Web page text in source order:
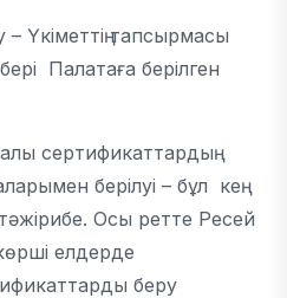
Үкіметтің тапсырмасы
Палатаға берілген
сертификаттардың
берілуі – бұл кең
Осы ретте Ресей
елдерде
беру